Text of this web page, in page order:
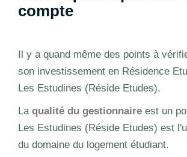
compte
Il y a quand même des points à
son investissement en Résidence
Les Estudines (Réside Etudes).
La qualité du gestionnaire est un
Les Estudines (Réside Etudes) est
du domaine du logement étudiant.